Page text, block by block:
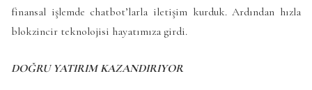
finansal işlemde chatbot’larla iletişim kurduk. Ardından hızla
blokzincir teknolojisi hayatımıza girdi.
DOĞRU YATIRIM KAZANDIRIYOR